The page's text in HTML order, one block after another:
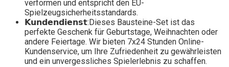
verformen und entspricht den EU-
Spielzeugsicherheitsstandards.
𝗞𝘂𝗻𝗱𝗲𝗻𝗱𝗶𝗲𝗻𝘀𝘁:Dieses Bausteine-Set ist das
perfekte Geschenk für Geburtstage, Weihnachten oder
andere Feiertage. Wir bieten 7x24 Stunden Online-
Kundenservice, um Ihre Zufriedenheit zu gewährleisten
und ein unvergessliches Spielerlebnis zu schaffen.